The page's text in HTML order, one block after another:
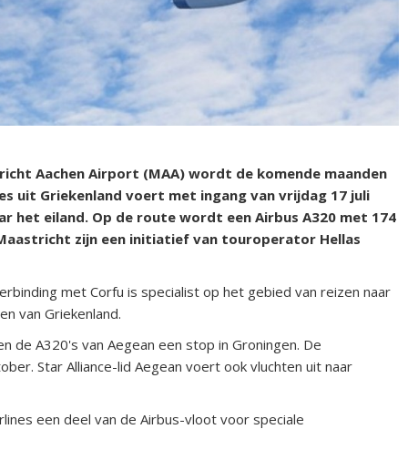
Aachen Airport (MAA) wordt de komende maanden
uit Griekenland voert met ingang van vrijdag 17 juli
het eiland. Op de route wordt een Airbus A320 met 174
zijn een initiatief van touroperator Hellas
met Corfu is specialist op het gebied van reizen naar
van Griekenland.
de A320's van Aegean een stop in Groningen. De
Star Alliance-lid Aegean voert ook vluchten uit naar
een deel van de Airbus-vloot voor speciale